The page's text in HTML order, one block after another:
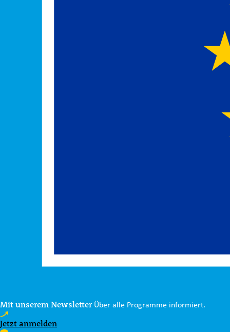
Mit unserem Newsletter Über alle Programme informiert.
Jetzt anmelden